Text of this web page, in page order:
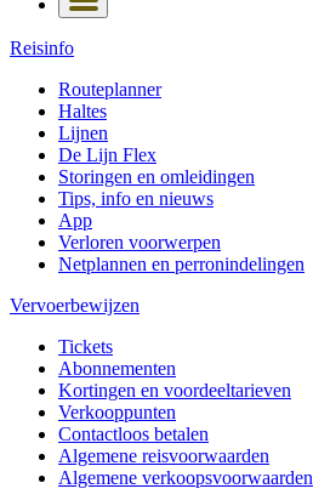
Reisinfo
Routeplanner
Haltes
Lijnen
De Lijn Flex
Storingen en omleidingen
Tips, info en nieuws
App
Verloren voorwerpen
Netplannen en perronindelingen
Vervoerbewijzen
Tickets
Abonnementen
Kortingen en voordeeltarieven
Verkooppunten
Contactloos betalen
Algemene reisvoorwaarden
Algemene verkoopsvoorwaarden